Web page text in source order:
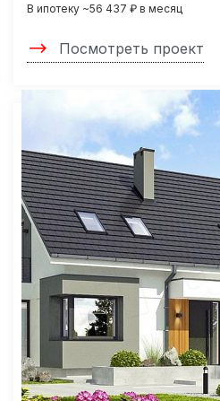
В ипотеку ~56 437 ₽ в месяц
Посмотреть проект